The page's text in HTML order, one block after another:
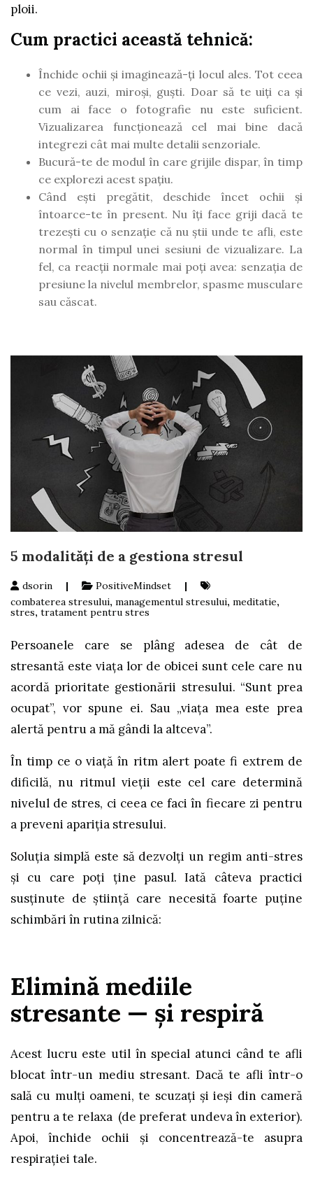
ploii.
Cum practici această tehnică:
Închide ochii și imaginează-ți locul ales. Tot ceea
ce vezi, auzi, miroși, guști. Doar să te uiți ca și
cum ai face o fotografie nu este suficient.
Vizualizarea funcționează cel mai bine dacă
integrezi cât mai multe detalii senzoriale.
Bucură-te de modul în care grijile dispar, în timp
ce explorezi acest spațiu.
Când ești pregătit, deschide încet ochii și
întoarce-te în present. Nu îți face griji dacă te
trezești cu o senzație că nu știi unde te afli, este
normal în timpul unei sesiuni de vizualizare. La
fel, ca reacții normale mai poți avea: senzația de
presiune la nivelul membrelor, spasme musculare
sau căscat.
5 modalități de a gestiona stresul
dsorin | PositiveMindset
|
combaterea stresului, managementul stresului, meditatie,
stres, tratament pentru stres
Persoanele care se plâng adesea de cât de
stresantă este viața lor de obicei sunt cele care nu
acordă prioritate gestionării stresului. “Sunt prea
ocupat”, vor spune ei. Sau „viața mea este prea
alertă pentru a mă gândi la altceva”.
În timp ce o viață în ritm alert poate fi extrem de
dificilă, nu ritmul vieții este cel care determină
nivelul de stres, ci ceea ce faci în fiecare zi pentru
a preveni apariția stresului.
Soluția simplă este să dezvolți un regim anti-stres
și cu care poți ține pasul. Iată câteva practici
susținute de știință care necesită foarte puține
schimbări în rutina zilnică:
Elimină mediile
stresante — și respiră
Acest lucru este util în special atunci când te afli
blocat într-un mediu stresant. Dacă te afli într-o
sală cu mulți oameni, te scuzați și ieși din cameră
pentru a te relaxa (de preferat undeva în exterior).
Apoi, închide ochii și concentrează-te asupra
respirației tale.